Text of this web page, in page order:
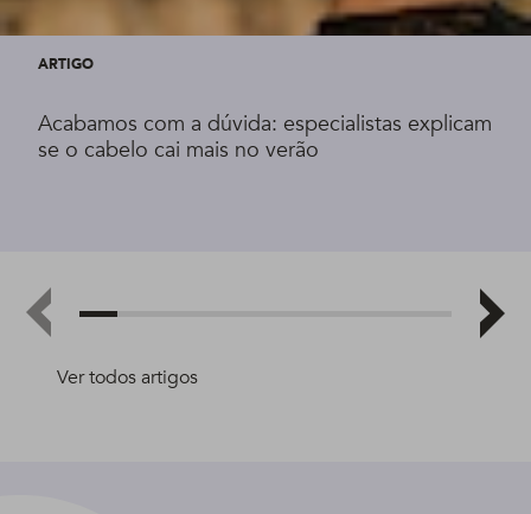
Ver todos artigos
ARTIGO
Acabamos com a dúvida: especialistas explicam
se o cabelo cai mais no verão